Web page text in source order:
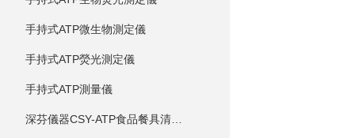
手持式ATP微生物測定儀
手持式ATP熒光測定儀
手持式ATP測量儀